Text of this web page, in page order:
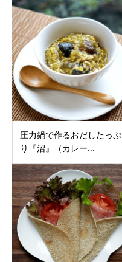
圧力鍋で作るおだしたっぷ
り『沼』（カレー...